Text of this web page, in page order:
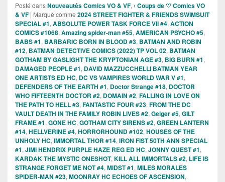
Posté dansNouveautés Comics VO & VF, › Coups de ♡ Comics VO
& VF | Marqué comme 2024 STREET FIGHTER & FRIENDS SWIMSUIT
SPECIAL #1, ABSOLUTE POWER TASK FORCE VII #4, ACTION
COMICS #1068, Amazing spider-man #55, AMERICAN PSYCHO #5,
BABS #1, BARBARIC BORN IN BLOOD #3, BATMAN AND ROBIN
#12, BATMAN DETECTIVE COMICS (2022) TP VOL 02, BATMAN
GOTHAM BY GASLIGHT THE KRYPTONIAN AGE #3, BIG BURN #1,
DAMAGED PEOPLE #1, DAVID MAZZUCCHELLI BATMAN YEAR
ONE ARTISTS ED HC, DC VS VAMPIRES WORLD WAR V #1,
DEFENDERS OF THE EARTH #1, Doctor Strange #18, DOCTOR
WHO FIFTEENTH DOCTOR #2, DOMAIN #2, FALLING IN LOVE ON
THE PATH TO HELL #3, FANTASTIC FOUR #23, FROM THE DC
VAULT DEATH IN THE FAMILY ROBIN LIVES #2, Geiger #5, GILT
FRAME #1, GONE HC, GOTHAM CITY SIRENS #2, GREEN LANTERN
#14, HELLVERINE #4, HORRORHOUND #102, HOUSES OF THE
UNHOLY HC, IMMORTAL THOR #14, IRON FIST 50TH ANN SPECIAL
#1, JIMI HENDRIX PURPLE HAZE REG ED HC, JONNY QUEST #1,
KARDAK THE MYSTIC ONESHOT, KILL ALL IMMORTALS #2, LIFE IS
STRANGE FORGET ME NOT #4, MIDST #1, MILES MORALES
SPIDER-MAN #23, MOONRAY HC ECHOES OF ASCENSION,